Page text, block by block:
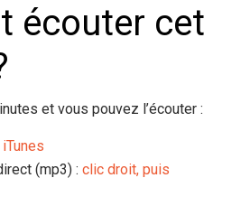
écouter cet
et vous pouvez l’écouter :
(mp3) : clic droit, puis